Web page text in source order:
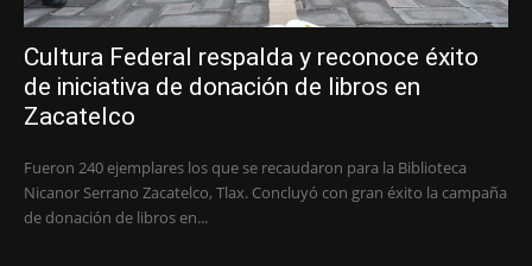
Cultura Federal respalda y reconoce éxito
de iniciativa de donación de libros en
Zacatelco
Fueron 240 ejemplares los que se recaudaron para la Biblioteca
Nicanor Serrano Zacatelco, Tlax. Concluyó con gran éxito la campaña
de donación de libros en...